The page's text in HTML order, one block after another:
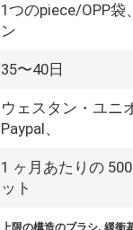
1つのpiece/OPP袋
ン
35〜40日
ウェスタン・ユニ
Paypal、
1 ヶ月あたりの
ット
,